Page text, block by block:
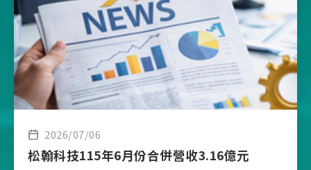
2026/07/06
松翰科技115年6月份合併營收3.16億元